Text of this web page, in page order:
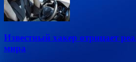
Известный хакер отрицает
мира